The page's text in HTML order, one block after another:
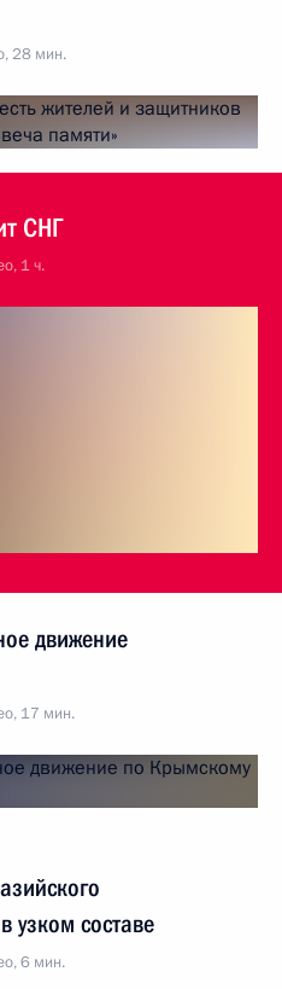
28 мин.
СНГ
1 ч.
движение
17 мин.
узком составе
6 мин.